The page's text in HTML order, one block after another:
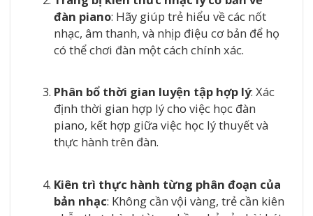
đàn piano: Hãy giúp trẻ hiểu về các nốt
nhạc, âm thanh, và nhịp điệu cơ bản để họ
có thể chơi đàn một cách chính xác.
Phân bổ thời gian luyện tập hợp lý: Xác
định thời gian hợp lý cho việc học đàn
piano, kết hợp giữa việc học lý thuyết và
thực hành trên đàn.
Kiên trì thực hành từng phân đoạn của
bản nhạc: Không cần vội vàng, trẻ cần kiên